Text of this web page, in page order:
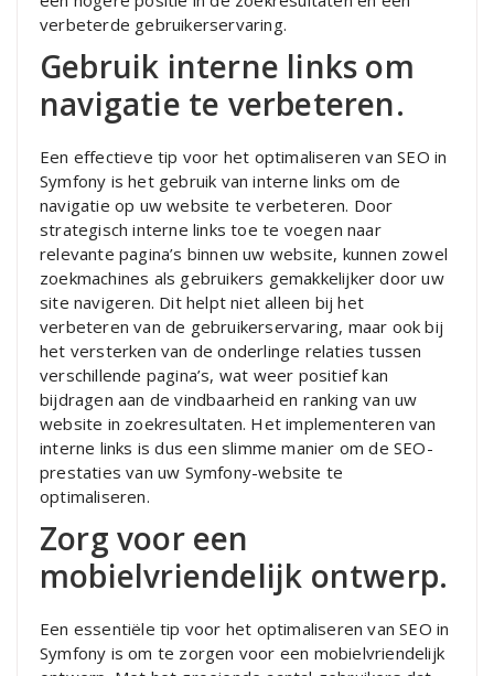
verbeterde gebruikerservaring.
Gebruik interne links om
navigatie te verbeteren.
Een effectieve tip voor het optimaliseren van SEO in
Symfony is het gebruik van interne links om de
navigatie op uw website te verbeteren. Door
strategisch interne links toe te voegen naar
relevante pagina’s binnen uw website, kunnen zowel
zoekmachines als gebruikers gemakkelijker door uw
site navigeren. Dit helpt niet alleen bij het
verbeteren van de gebruikerservaring, maar ook bij
het versterken van de onderlinge relaties tussen
verschillende pagina’s, wat weer positief kan
bijdragen aan de vindbaarheid en ranking van uw
website in zoekresultaten. Het implementeren van
interne links is dus een slimme manier om de SEO-
prestaties van uw Symfony-website te
optimaliseren.
Zorg voor een
mobielvriendelijk ontwerp.
Een essentiële tip voor het optimaliseren van SEO in
Symfony is om te zorgen voor een mobielvriendelijk